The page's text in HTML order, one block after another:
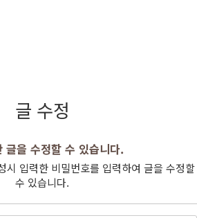
글 수정
글을 수정할 수 있습니다.
시 입력한 비밀번호를 입력하여 글을 수정할
수 있습니다.